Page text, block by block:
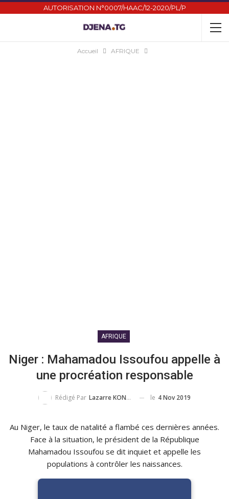
AUTORISATION N°0007/HAAC/12-2020/PL/P
Accueil AFRIQUE
AFRIQUE
Niger : Mahamadou Issoufou appelle à
une procréation responsable
Rédigé Par Lazarre KONDO TOKPOVI le 4 Nov 2019
Au Niger, le taux de natalité a flambé ces dernières années.
Face à la situation, le président de la République
Mahamadou Issoufou se dit inquiet et appelle les
populations à contrôler les naissances.